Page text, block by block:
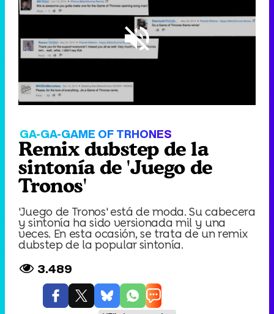
Unmute
GA-GA-GAME OF TRHONES
Remix dubstep de la
sintonía de 'Juego de
Tronos'
'Juego de Tronos' está de moda. Su cabecera
y sintonía ha sido versionada mil y una
veces. En esta ocasión, se trata de un remix
dubstep de la popular sintonía.
3.489